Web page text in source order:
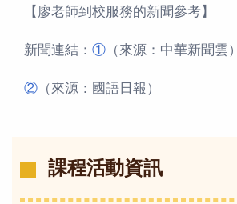
【廖老師到校服務的新聞參考】
新聞連結： ① （來源：中華新聞雲）
② （來源：國語日報）
課程活動資訊